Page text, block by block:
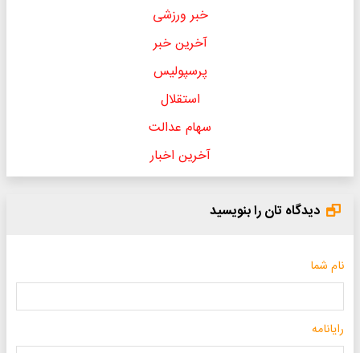
خبر ورزشی
آخرین خبر
پرسپولیس
استقلال
سهام عدالت
آخرین اخبار
دیدگاه تان را بنویسید
نام شما
رایانامه